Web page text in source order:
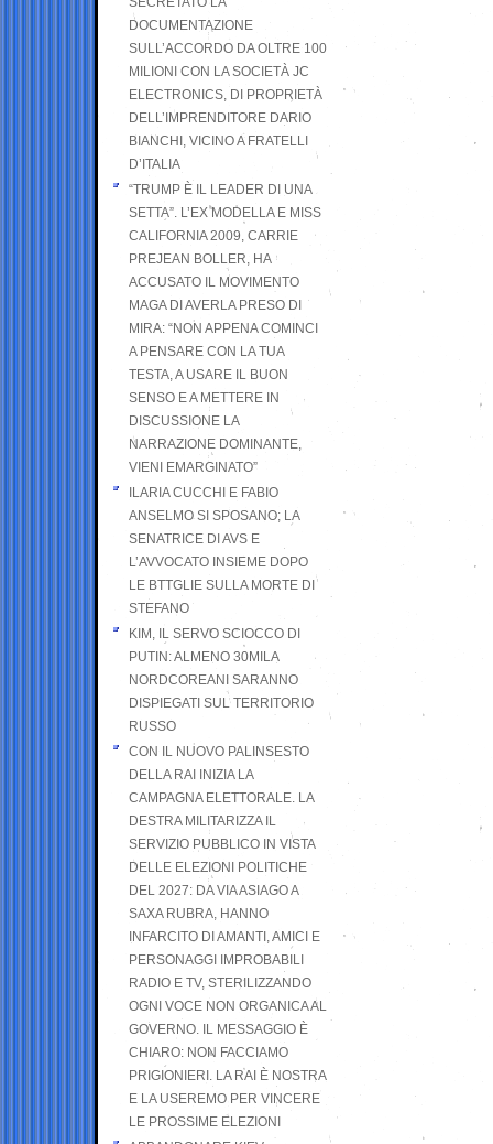
DOCUMENTAZIONE
SULL’ACCORDO DA OLTRE 100
MILIONI CON LA SOCIETÀ JC
ELECTRONICS, DI PROPRIETÀ
DELL’IMPRENDITORE DARIO
BIANCHI, VICINO A FRATELLI
D’ITALIA
“TRUMP È IL LEADER DI UNA
SETTA”. L’EX MODELLA E MISS
CALIFORNIA 2009, CARRIE
PREJEAN BOLLER, HA
ACCUSATO IL MOVIMENTO
MAGA DI AVERLA PRESO DI
MIRA: “NON APPENA COMINCI
A PENSARE CON LA TUA
TESTA, A USARE IL BUON
SENSO E A METTERE IN
DISCUSSIONE LA
NARRAZIONE DOMINANTE,
VIENI EMARGINATO”
ILARIA CUCCHI E FABIO
ANSELMO SI SPOSANO; LA
SENATRICE DI AVS E
L’AVVOCATO INSIEME DOPO
LE BTTGLIE SULLA MORTE DI
STEFANO
KIM, IL SERVO SCIOCCO DI
PUTIN: ALMENO 30MILA
NORDCOREANI SARANNO
DISPIEGATI SUL TERRITORIO
RUSSO
CON IL NUOVO PALINSESTO
DELLA RAI INIZIA LA
CAMPAGNA ELETTORALE. LA
DESTRA MILITARIZZA IL
SERVIZIO PUBBLICO IN VISTA
DELLE ELEZIONI POLITICHE
DEL 2027: DA VIA ASIAGO A
SAXA RUBRA, HANNO
INFARCITO DI AMANTI, AMICI E
PERSONAGGI IMPROBABILI
RADIO E TV, STERILIZZANDO
OGNI VOCE NON ORGANICA AL
GOVERNO. IL MESSAGGIO È
CHIARO: NON FACCIAMO
PRIGIONIERI. LA RAI È NOSTRA
E LA USEREMO PER VINCERE
LE PROSSIME ELEZIONI